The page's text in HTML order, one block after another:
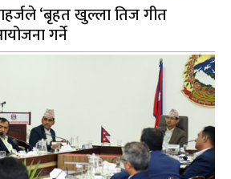
‘बृहत खुल्ला तिज गीत
गर्ने